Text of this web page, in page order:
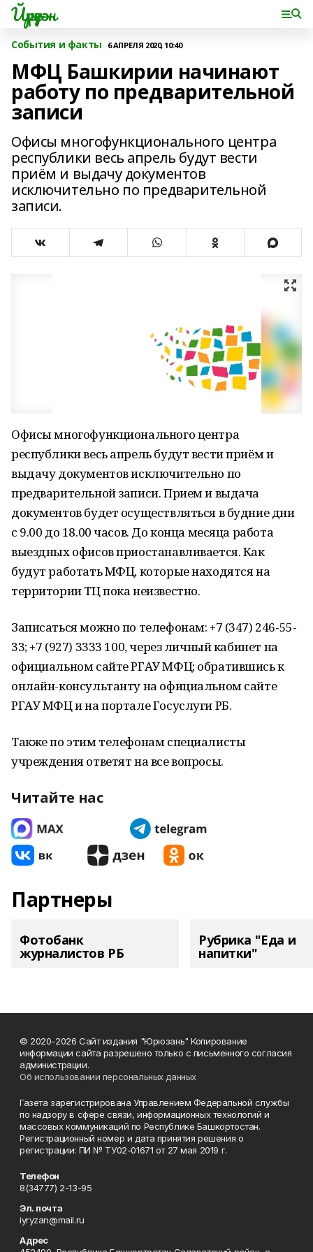
Йүрүҙән
События и факты 6 АПРЕЛЯ 2020, 10:40
МФЦ Башкирии начинают
работу по предварительной
записи
Офисы многофункционального центра
республики весь апрель будут вести
приём и выдачу документов
исключительно по предварительной
записи.
Офисы многофункционального центра
республики весь апрель будут вести приём и
выдачу документов исключительно по
предварительной записи. Прием и выдача
документов будет осуществляться в будние дни
с 9.00 до 18.00 часов. До конца месяца работа
выездных офисов приостанавливается. Как
будут работать МФЦ, которые находятся на
территории ТЦ пока неизвестно.
Записаться можно по телефонам: +7 (347) 246-55-
33; +7 (927) 3333 100, через личный кабинет на
официальном сайте РГАУ МФЦ; обратившись к
онлайн-консультанту на официальном сайте
РГАУ МФЦ и на портале Госуслуги РБ.
Также по этим телефонам специалисты
учреждения ответят на все вопросы.
Читайте нас
Партнеры
Фотобанк
журналистов РБ
Рубрика "Еда и
напитки"
© 2020-2026 Сайт издания "Юрюзань" Копирование
информации сайта разрешено только с письменного согласия
администрации.
Об использовании персональных данных
Газета зарегистрирована Управлением Федеральной службы
по надзору в сфере связи, информационных технологий и
массовых коммуникаций по Республике Башкортостан.
Регистрационный номер и дата принятия решения о
регистрации: ПИ № ТУ02-01671 от 27 мая 2019 г.
Телефон
8(34777) 2-13-95
Эл. почта
iyryzan@mail.ru
Адрес